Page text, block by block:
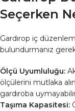
Seçerken
Gardırop iç
bulundurmanız
Ölçü Uyumluluğu:
ölçülerini mutlaka
gardıroba
Taşıma Kapasitesi: